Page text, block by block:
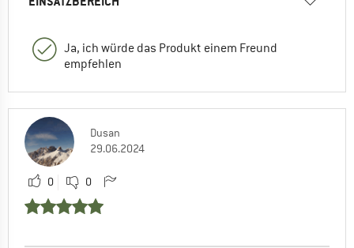
Ja, ich würde das Produkt einem Freund
empfehlen
Dusan
29.06.2024
0 0